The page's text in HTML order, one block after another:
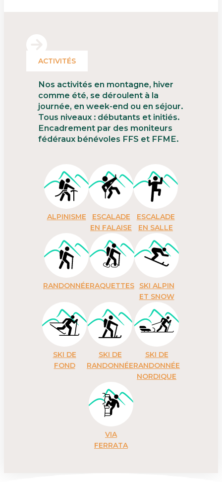
ACTIVITÉS
Nos activités en montagne, hiver
comme été, se déroulent à la
journée, en week-end ou en séjour.
Tous niveaux : débutants et initiés.
Encadrement par des moniteurs
fédéraux bénévoles FFS et FFME.
ALPINISME
ESCALADE
EN FALAISE
ESCALADE
EN SALLE
RANDONNÉERAQUETTES
SKI ALPIN
ET SNOW
SKI DE
FOND
SKI DE
RANDONNÉE
SKI DE
RANDONNÉE
NORDIQUE
VIA
FERRATA